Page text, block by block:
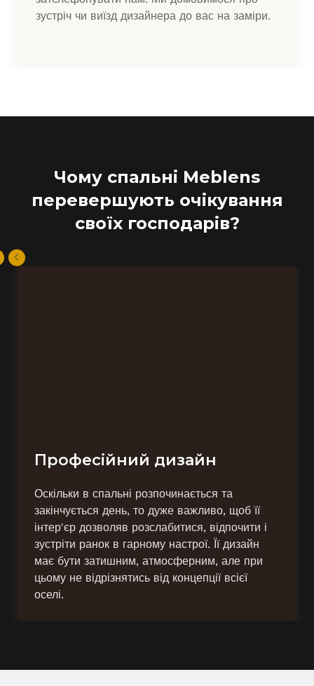
зустріч чи виїзд дизайнера до вас на заміри.
Чому спальні Meblens
перевершують очікування
своїх господарів?
Професійний дизайн
Оскільки в спальні розпочинається та
закінчується день, то дуже важливо, щоб її
інтер'єр дозволяв розслабитися, відпочити і
зустріти ранок в гарному настрої. Її дизайн
має бути затишним, атмосферним, але при
цьому не відрізнятись від концепції всієї
оселі.